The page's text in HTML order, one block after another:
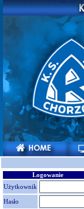
Logowanie
Użytkownik
Hasło